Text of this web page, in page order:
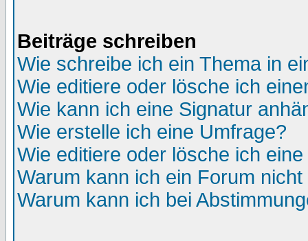
Beiträge schreiben
Wie schreibe ich ein Thema in
Wie editiere oder lösche ich
Wie kann ich eine Signatur
Wie erstelle ich eine Umfrage?
Wie editiere oder lösche ich
Warum kann ich ein Forum
Warum kann ich bei